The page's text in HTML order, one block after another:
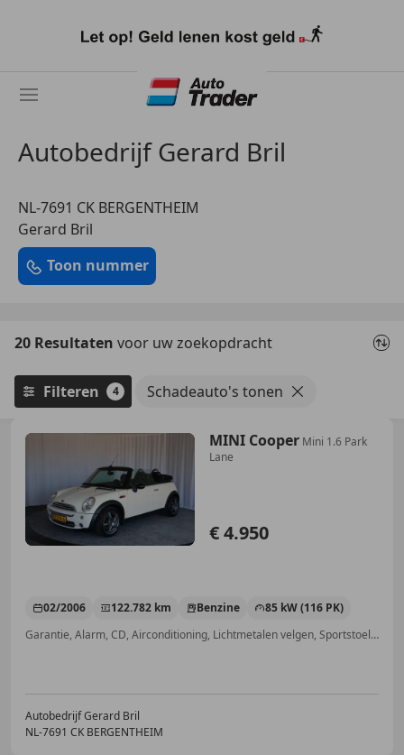
naar
Autobedrijf Gerard Bril
NL-7691 CK BERGENTHEIM
Gerard Bril
Toon nummer
20 Resultaten voor uw zoekopdracht
Filteren 4 Schadeauto's tonen
MINI Cooper Mini 1.6 Park
Lane
€ 4.950
02/2006 122.782 km Benzine
85 kW (116 PK)
Garantie, Alarm, CD, Airconditioning, Lichtmetalen velgen, Sportstoelen, ABS, Automatische klimaatregeling
Autobedrijf Gerard Bril
NL-7691 CK BERGENTHEIM